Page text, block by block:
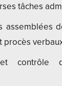
tâches
assemblées
procès
contrôle